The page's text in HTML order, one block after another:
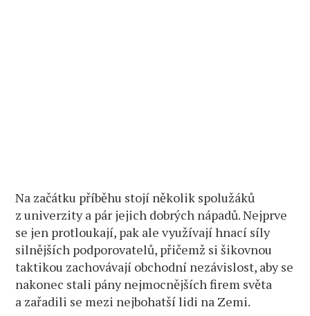
Na začátku příběhu stojí několik spolužáků
z univerzity a pár jejich dobrých nápadů. Nejprve
se jen protloukají, pak ale využívají hnací síly
silnějších podporovatelů, přičemž si šikovnou
taktikou zachovávají obchodní nezávislost, aby se
nakonec stali pány nejmocnějších firem světa
a zařadili se mezi nejbohatší lidi na Zemi.